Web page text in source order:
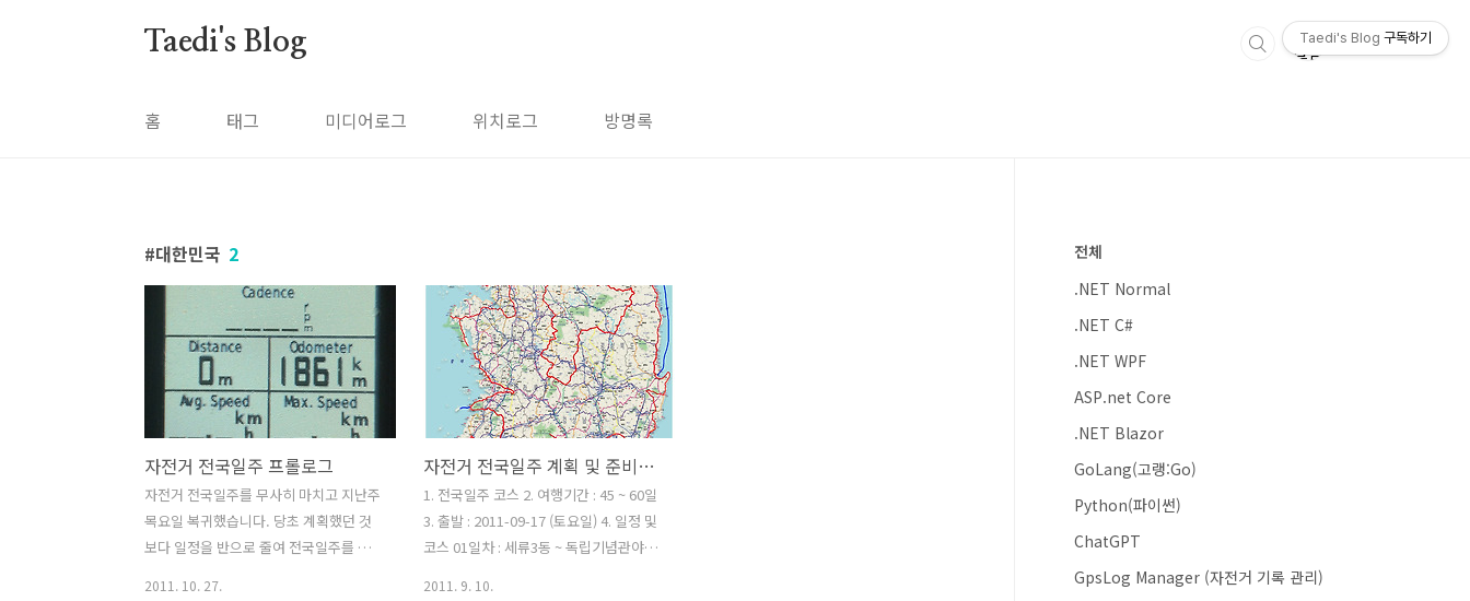
Taedi's Blog
홈 태그 미디어로그 위치로그 방명록
대한민국 2
자전거 전국일주 프롤로그
자전거 전국일주를 무사히 마치고 지난주
목요일 복귀했습니다. 당초 계획했던 것
보다 일정을 반으로 줄여 전국일주를 하
2011. 10. 27.
자전거 전국일주 계획 및 준비물 최종정리
1. 전국일주 코스 2. 여행기간 : 45 ~ 60일
3. 출발 : 2011-09-17 (토요일) 4. 일정 및
코스 01일차 : 세류3동 ~ 독립기념관야영
2011. 9. 10.
전체
.NET Normal
.NET C#
.NET WPF
ASP.net Core
.NET Blazor
GoLang(고랭:Go)
Python(파이썬)
ChatGPT
GpsLog Manager (자전거 기록 관리)
Taedi's Blog 구독하기